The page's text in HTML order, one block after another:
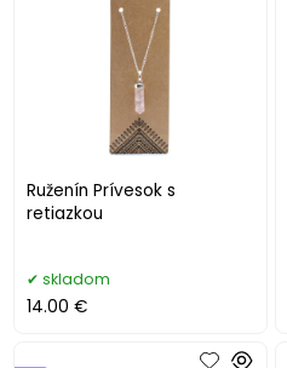
Ruženín Prívesok s
retiazkou
skladom
14.00 €